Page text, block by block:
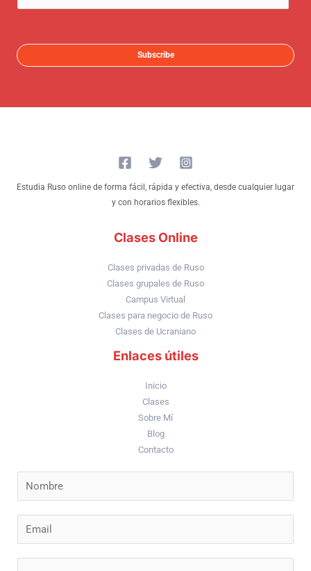
m
i
Subscribe
Estudia Ruso online de forma fácil, rápida y efectiva, desde cualquier lugar
y con horarios flexibles.
Clases Online
Clases privadas de Ruso
Clases grupales de Ruso
Campus Virtual
Clases para negocio de Ruso
Clases de Ucraniano
Enlaces útiles
Inicio
Clases
Sobre Mí
Blog
Contacto
*